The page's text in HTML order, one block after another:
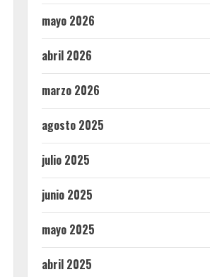
mayo 2026
abril 2026
marzo 2026
agosto 2025
julio 2025
junio 2025
mayo 2025
abril 2025